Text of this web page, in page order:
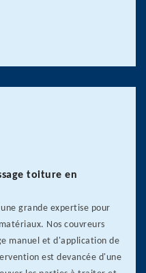
toiture en
grande expertise pour
Nos couvreurs
manuel et d'application de
est devancée d'une